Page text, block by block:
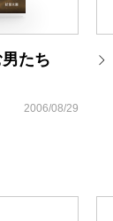
たち
2006/08/29